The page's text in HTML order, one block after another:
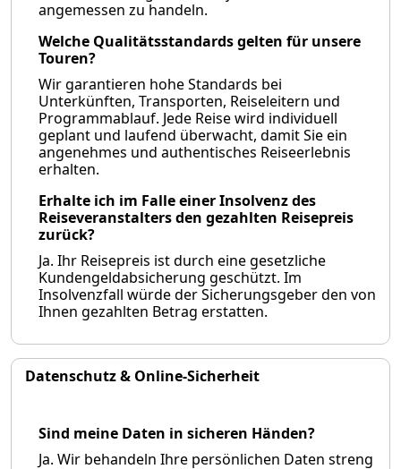
angemessen zu handeln.
Welche Qualitätsstandards gelten für unsere
Touren?
Wir garantieren hohe Standards bei
Unterkünften, Transporten, Reiseleitern und
Programmablauf. Jede Reise wird individuell
geplant und laufend überwacht, damit Sie ein
angenehmes und authentisches Reiseerlebnis
erhalten.
Erhalte ich im Falle einer Insolvenz des
Reiseveranstalters den gezahlten Reisepreis
zurück?
Ja. Ihr Reisepreis ist durch eine gesetzliche
Kundengeldabsicherung geschützt. Im
Insolvenzfall würde der Sicherungsgeber den von
Ihnen gezahlten Betrag erstatten.
Datenschutz & Online-Sicherheit
Sind meine Daten in sicheren Händen?
Ja. Wir behandeln Ihre persönlichen Daten streng